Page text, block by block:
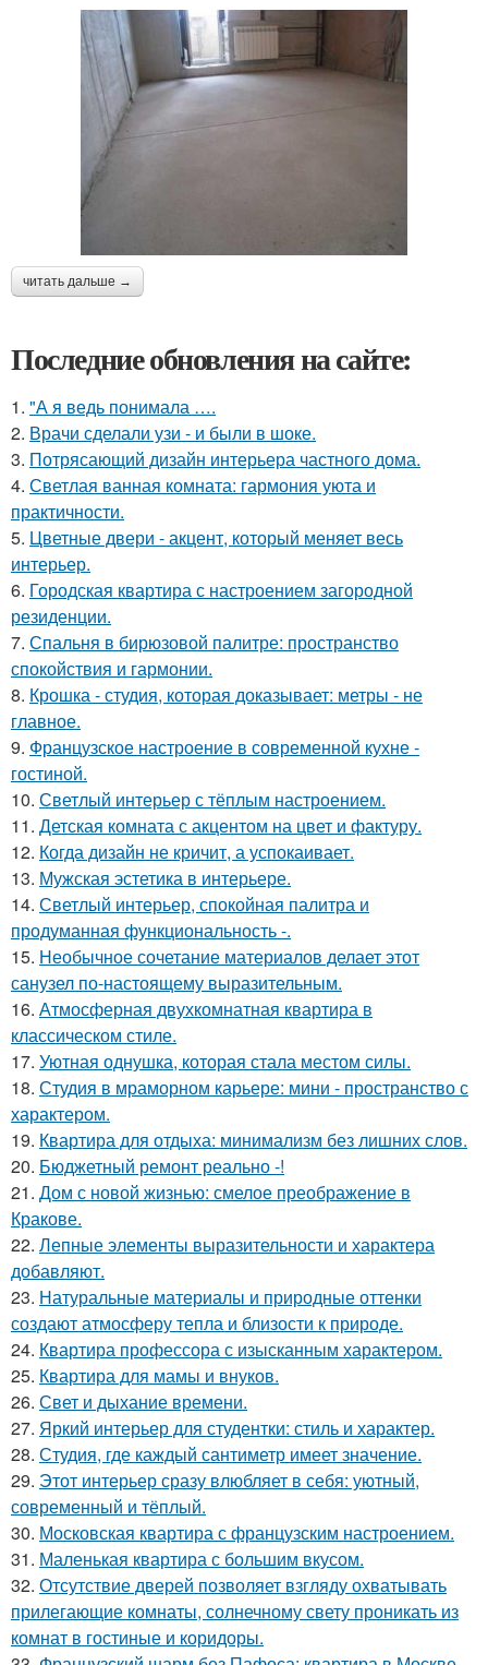
читать дальше →
Последние обновления на сайте:
1. "А я ведь понимала ….
2. Врачи сделали узи - и были в шоке.
3. Потрясающий дизайн интерьера частного дома.
4. Светлая ванная комната: гармония уюта и
практичности.
5. Цветные двери - акцент, который меняет весь
интерьер.
6. Городская квартира с настроением загородной
резиденции.
7. Спальня в бирюзовой палитре: пространство
спокойствия и гармонии.
8. Крошка - студия, которая доказывает: метры - не
главное.
9. Французское настроение в современной кухне -
гостиной.
10. Светлый интерьер с тёплым настроением.
11. Детская комната с акцентом на цвет и фактуру.
12. Когда дизайн не кричит, а успокаивает.
13. Мужская эстетика в интерьере.
14. Светлый интерьер, спокойная палитра и
продуманная функциональность -.
15. Необычное сочетание материалов делает этот
санузел по-настоящему выразительным.
16. Атмосферная двухкомнатная квартира в
классическом стиле.
17. Уютная однушка, которая стала местом силы.
18. Студия в мраморном карьере: мини - пространство с
характером.
19. Квартира для отдыха: минимализм без лишних слов.
20. Бюджетный ремонт реально -!
21. Дом с новой жизнью: смелое преображение в
Кракове.
22. Лепные элементы выразительности и характера
добавляют.
23. Натуральные материалы и природные оттенки
создают атмосферу тепла и близости к природе.
24. Квартира профессора с изысканным характером.
25. Квартира для мамы и внуков.
26. Свет и дыхание времени.
27. Яркий интерьер для студентки: стиль и характер.
28. Студия, где каждый сантиметр имеет значение.
29. Этот интерьер сразу влюбляет в себя: уютный,
современный и тёплый.
30. Московская квартира с французским настроением.
31. Маленькая квартира с большим вкусом.
32. Отсутствие дверей позволяет взгляду охватывать
прилегающие комнаты, солнечному свету проникать из
комнат в гостиные и коридоры.